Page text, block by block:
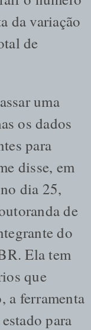
da variação
de
uma
os dados
para
disse, em
dia 25,
de
do
Ela tem
que
a ferramenta
para